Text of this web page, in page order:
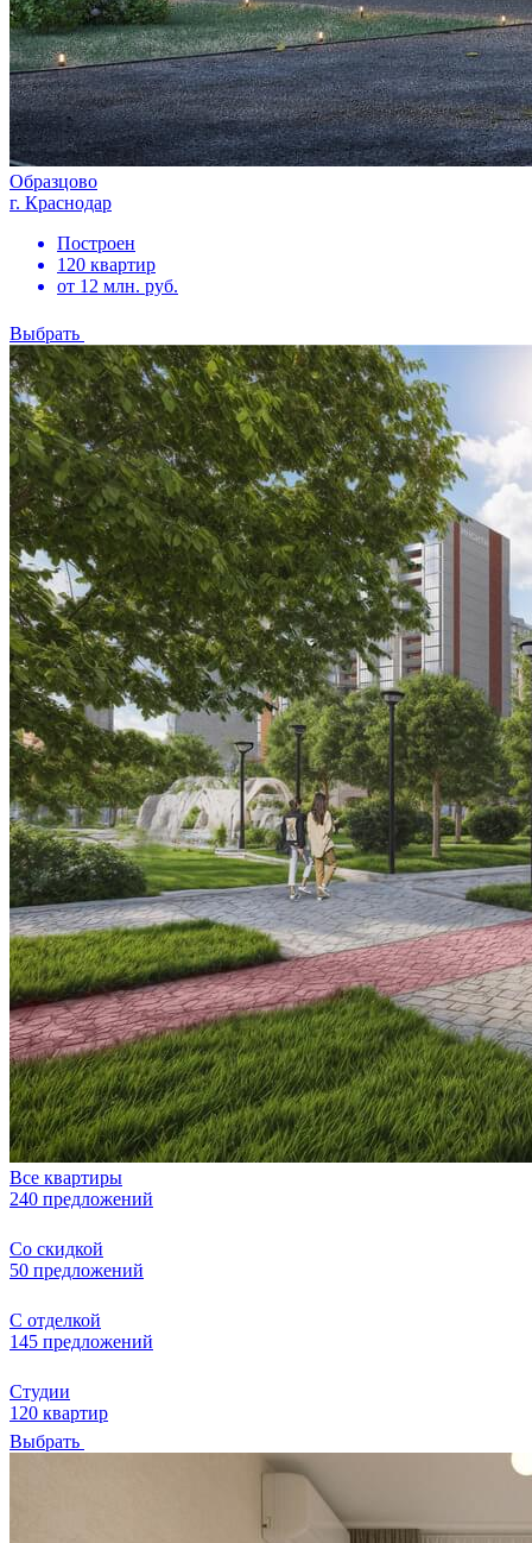
Образцово
г. Краснодар
Построен
120 квартир
от 12 млн. руб.
Выбрать
Все квартиры
240 предложений
Со скидкой
50 предложений
С отделкой
145 предложений
Студии
120 квартир
Выбрать